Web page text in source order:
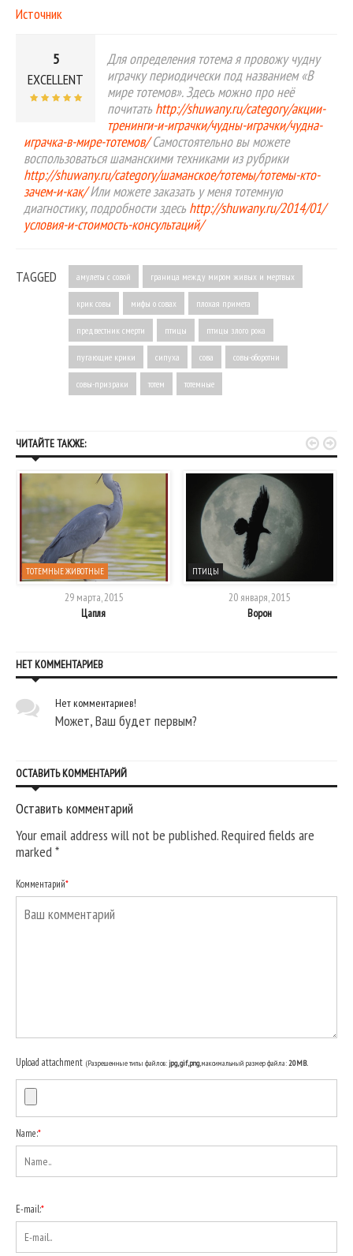
Источник
5
EXCELLENT
Для определения тотема я провожу чудну
играчку периодически под названием «В
мире тотемов». Здесь можно про неё
почитать http://shuwany.ru/category/акции-
тренинги-и-играчки/чудны-играчки/чудна-
играчка-в-мире-тотемов/Самостоятельно вы можете
воспользоваться шаманскими техниками из рубрики
http://shuwany.ru/category/шаманское/тотемы/тотемы-кто-
зачем-и-как/Или можете заказать у меня тотемную
диагностику, подробности здесь http://shuwany.ru/2014/01/
условия-и-стоимость-консультаций/
TAGGED амулеты с совой граница между миром живых и мертвых
крик совы мифы о совах плохая примета
предвестник смерти птицы птицы злого рока
пугающие крики сипуха сова совы-оборотни
совы-призраки тотем тотемные
ЧИТАЙТЕ ТАКЖЕ:
ТОТЕМНЫЕ ЖИВОТНЫЕ
29 марта, 2015
Цапля
ПТИЦЫ
20 января, 2015
Ворон
 
НЕТ КОММЕНТАРИЕВ
Нет комментариев!
Может, Ваш будет первым?
ОСТАВИТЬ КОММЕНТАРИЙ
Оставить комментарий
Your email address will not be published. Required fields are
marked*
Комментарий*
Upload attachment (Разрешенные типы файлов:jpg, gif, png, максимальный размер файла:20MB.
Name:*
E-mail:*